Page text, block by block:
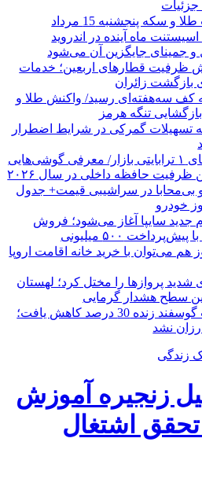
و سکه پنجشنبه 15 مرداد
ماه آینده در اندروید
و جمینای جایگزین آن می‌شود
ظرفیت قطارهای اربعین؛ خدمات
بازگشت زائران
کف سه‌هفته‌ای رسید/ واکنش طلا و
تنگه هرمز
تسهیلات گمرکی در شرایط اضطرار
غول‌های ۱ ترابایتی بازار/ معرفی گوشی‌هایی
ظرفیت حافظه داخلی در سال ۲۰۲۶
بی‌محابا در سراشیبی قیمت+ جدول
خودرو
جدید سایپا آغاز می‌شود؛ فروش
هم می‌توان با خرید خانه اقامت اروپا
شدید پروازها را مختل کرد؛ لهستان
سطح هشدار گرمایی
قیمت گوسفند زنده 30 درصد کاهش یافت؛
نشد
زندگی
زنجیره آموزش
تحقق اشتغال